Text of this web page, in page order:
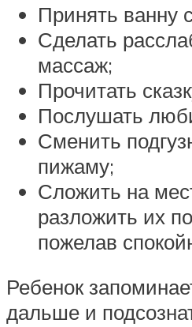
Принять ванну
Сделать
массаж;
Прочитать
Послушать
Сменить
пижаму;
Сложить на
разложить их
пожелав
Ребенок
дальше и